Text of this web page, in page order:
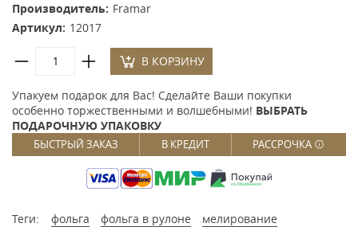
Производитель: Framar
Артикул: 12017
В КОРЗИНУ
Упакуем подарок для Вас! Сделайте Ваши покупки
особенно торжественными и волшебными! ВЫБРАТЬ
ПОДАРОЧНУЮ УПАКОВКУ
БЫСТРЫЙ ЗАКАЗ В КРЕДИТ РАССРОЧКА
Теги: фольга фольга в рулоне
мелирование